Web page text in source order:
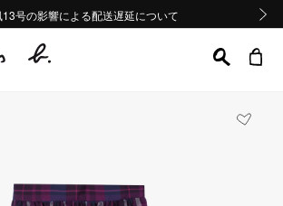
域地震の影響による配送遅延について
Summer Sale 2buy10%OFF!!
13号の影響による配送遅延について
域地震の影響による配送遅延について
Summer Sale 2buy10%OFF!!